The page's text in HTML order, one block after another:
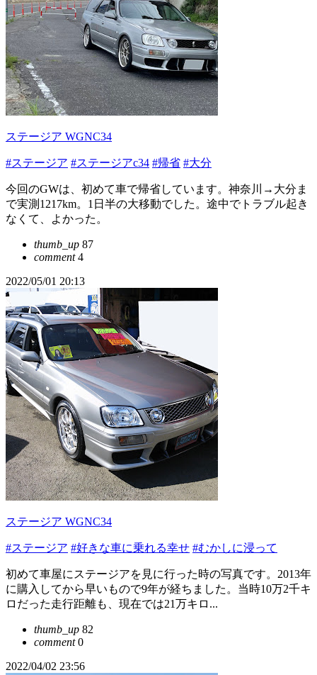
ステージア WGNC34
#ステージア #ステージアc34 #帰省 #大分
今回のGWは、初めて車で帰省しています。神奈川→大分ま
で実測1217km。1日半の大移動でした。途中でトラブル起き
なくて、よかった。
thumb_up 87
comment4
2022/05/01 20:13
ステージア WGNC34
#ステージア #好きな車に乗れる幸せ #むかしに浸って
初めて車屋にステージアを見に行った時の写真です。2013年
に購入してから早いもので9年が経ちました。当時10万2千キ
ロだった走行距離も、現在では21万キロ...
thumb_up 82
comment0
2022/04/02 23:56